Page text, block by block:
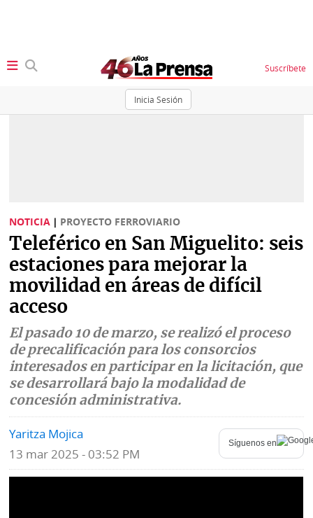
Inicia Sesión
Suscríbete
Sociedad
Judiciales
Política
Economía
Mundo
Deportes
Tecnología
Ponle
la
Firma
Status
K
Vivir+
Blogs
Fotografías
Videos
de
erratas
NOTICIA | PROYECTO FERROVIARIO
Teleférico en San Miguelito: seis
estaciones para mejorar la
movilidad en áreas de difícil
acceso
El pasado 10 de marzo, se realizó el proceso
de precalificación para los consorcios
interesados en participar en la licitación, que
se desarrollará bajo la modalidad de
concesión administrativa.
Yaritza Mojica
13 mar 2025 - 03:52 PM
Síguenos en